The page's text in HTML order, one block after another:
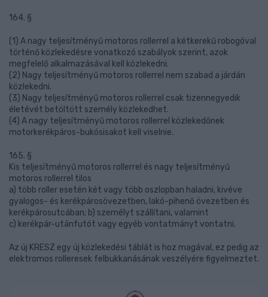
164. §
(1) A nagy teljesítményű motoros rollerrel a kétkerekű robogóval
történő közlekedésre vonatkozó szabályok szerint, azok
megfelelő alkalmazásával kell közlekedni.
(2) Nagy teljesítményű motoros rollerrel nem szabad a járdán
közlekedni.
(3) Nagy teljesítményű motoros rollerrel csak tizennegyedik
életévét betöltött személy közlekedhet.
(4) A nagy teljesítményű motoros rollerrel közlekedőnek
motorkerékpáros-bukósisakot kell viselnie.
165. §
Kis teljesítményű motoros rollerrel és nagy teljesítményű
motoros rollerrel tilos
a) több roller esetén két vagy több oszlopban haladni, kivéve
gyalogos- és kerékpárosövezetben, lakó-pihenő övezetben és
kerékpárosutcában; b) személyt szállítani, valamint
c) kerékpár-utánfutót vagy egyéb vontatmányt vontatni.
Az új KRESZ egy új közlekedési táblát is hoz magával, ez pedig az
elektromos rolleresek felbukkanásának veszélyére figyelmeztet.